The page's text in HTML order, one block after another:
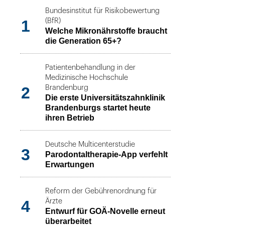
1
Bundesinstitut für Risikobewertung
(BfR)
Welche Mikronährstoffe braucht
die Generation 65+?
2
Patientenbehandlung in der
Medizinische Hochschule
Brandenburg
Die erste Universitätszahnklinik
Brandenburgs startet heute
ihren Betrieb
3
Deutsche Multicenterstudie
Parodontaltherapie-App verfehlt
Erwartungen
4
Reform der Gebührenordnung für
Ärzte
Entwurf für GOÄ-Novelle erneut
überarbeitet